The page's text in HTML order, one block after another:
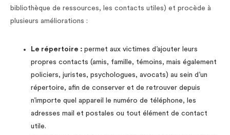
bibliothèque de ressources, les contacts utiles) et procède à
plusieurs améliorations :
Le répertoire : permet aux victimes d’ajouter leurs
propres contacts (amis, famille, témoins, mais également
policiers, juristes, psychologues, avocats) au sein d’un
répertoire, afin de conserver et de retrouver depuis
n’importe quel appareil le numéro de téléphone, les
adresses mail et postales ou tout élément de contact
utile.